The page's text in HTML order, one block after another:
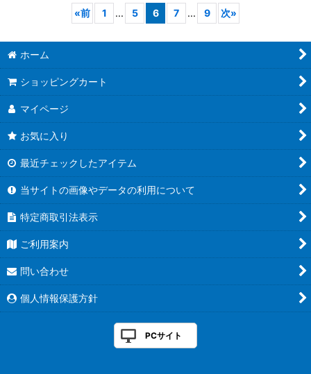
«前 1 ... 5 6 7 ... 9 次»
ホーム
ショッピングカート
マイページ
お気に入り
最近チェックしたアイテム
当サイトの画像やデータの利用について
特定商取引法表示
ご利用案内
問い合わせ
個人情報保護方針
PCサイト